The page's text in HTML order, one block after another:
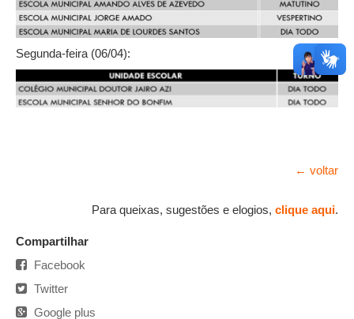
Segunda-feira (06/04):
← voltar
Para queixas, sugestões e elogios, clique aqui.
Compartilhar
Facebook
Twitter
Google plus